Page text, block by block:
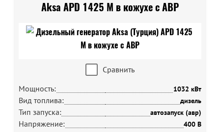
Aksa APD 1425 M в кожухе с АВР
Сравнить
Мощность:
1032 кВт
Вид топлива: дизель
Тип запуска: автозапуск (авр)
Напряжение: 400 В